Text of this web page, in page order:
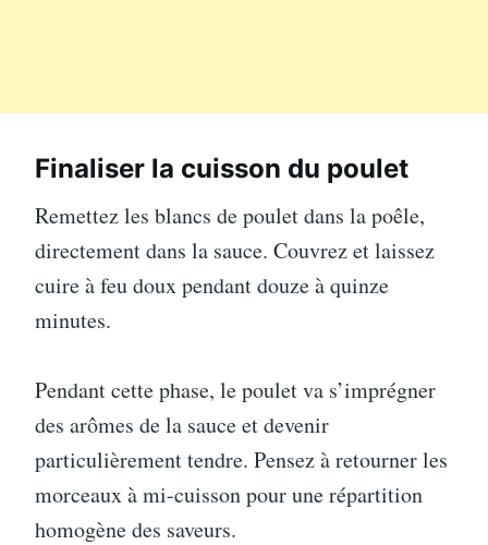
Finaliser la cuisson du poulet
Remettez les blancs de poulet dans la poêle,
directement dans la sauce. Couvrez et laissez
cuire à feu doux pendant douze à quinze
minutes.
Pendant cette phase, le poulet va s’imprégner
des arômes de la sauce et devenir
particulièrement tendre. Pensez à retourner les
morceaux à mi-cuisson pour une répartition
homogène des saveurs.